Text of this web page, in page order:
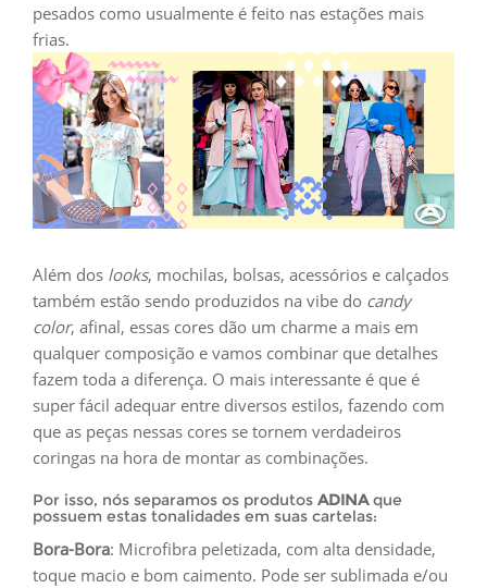
pesados como usualmente é feito nas estações mais
frias.
Além dos looks, mochilas, bolsas, acessórios e calçados
também estão sendo produzidos na vibe do candy
color, afinal, essas cores dão um charme a mais em
qualquer composição e vamos combinar que detalhes
fazem toda a diferença. O mais interessante é que é
super fácil adequar entre diversos estilos, fazendo com
que as peças nessas cores se tornem verdadeiros
coringas na hora de montar as combinações.
Por isso, nós separamos os produtos ADINAque
possuem estas tonalidades em suas cartelas:
Bora-Bora: Microfibra peletizada, com alta densidade,
toque macio e bom caimento. Pode ser sublimada e/ou